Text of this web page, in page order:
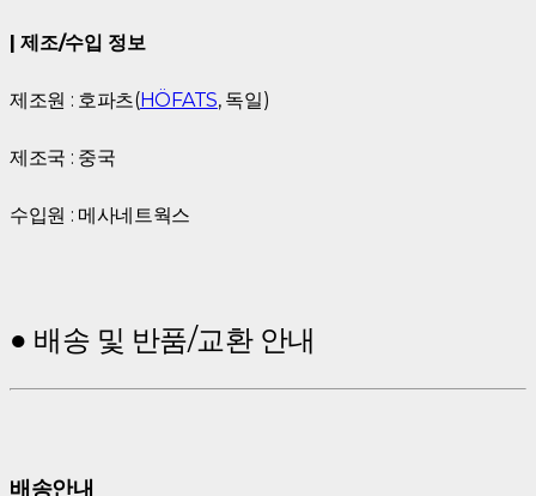
| 제조/수입 정보
제조원 : 호파츠(HÖFATS, 독일)
제조국 : 중국
수입원 : 메사네트웍스
● 배송 및 반품/교환 안내
배송안내